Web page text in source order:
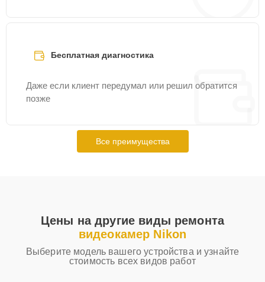
Бесплатная диагностика
Даже если клиент передумал или решил обратится
позже
Все преимущества
Цены на другие виды ремонта
видеокамер Nikon
Выберите модель вашего устройства и узнайте
стоимость всех видов работ